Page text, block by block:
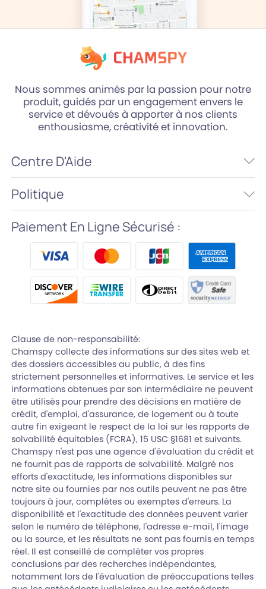
Nous sommes animés par la passion pour notre
produit, guidés par un engagement envers le
service et dévoués à apporter à nos clients
enthousiasme, créativité et innovation.
Centre D'Aide
Politique
Paiement En Ligne Sécurisé :
Clause de non-responsabilité:
Chamspy collecte des informations sur des sites web et
des dossiers accessibles au public, à des fins
strictement personnelles et informatives. Le service et les
informations obtenues par son intermédiaire ne peuvent
être utilisés pour prendre des décisions en matière de
crédit, d'emploi, d'assurance, de logement ou à toute
autre fin exigeant le respect de la loi sur les rapports de
solvabilité équitables (FCRA), 15 USC §1681 et suivants.
Chamspy n'est pas une agence d'évaluation du crédit et
ne fournit pas de rapports de solvabilité. Malgré nos
efforts d'exactitude, les informations disponibles sur
notre site ou fournies par nos outils peuvent ne pas être
toujours à jour, complètes ou exemptes d'erreurs. La
disponibilité et l'exactitude des données peuvent varier
selon le numéro de téléphone, l'adresse e-mail, l'image
ou la source, et les résultats ne sont pas fournis en temps
réel. Il est conseillé de compléter vos propres
conclusions par des recherches indépendantes,
notamment lors de l'évaluation de préoccupations telles